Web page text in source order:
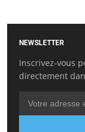
NEWSLETTER
Inscrivez-vous
directement